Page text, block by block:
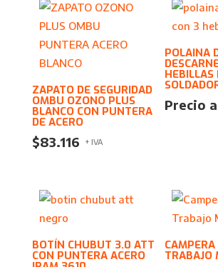
ZAPATO DE SEGURIDAD
OMBU OZONO PLUS
BLANCO CON PUNTERA
DE ACERO
$83.116 + IVA
POLAINA
HEBILLAS
Precio
BOTÍN CHUBUT 3.0 ATT
CON PUNTERA ACERO TRABAJO